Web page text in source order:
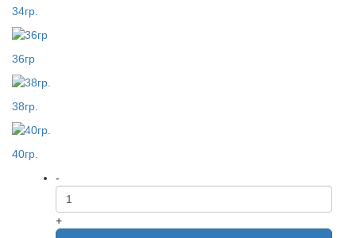
34гр.
36гр
38гр.
40гр.
-
+